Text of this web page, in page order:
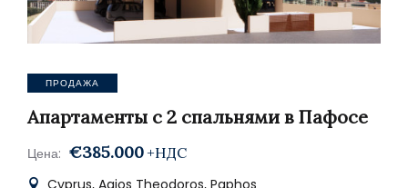
ПРОДАЖА
Апартаменты с 2 спальнями в Пафосе
Цена: €385.000 +НДС
Cyprus, Agios Theodoros, Paphos